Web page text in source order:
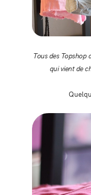
Tous des Topshop
qui vient de